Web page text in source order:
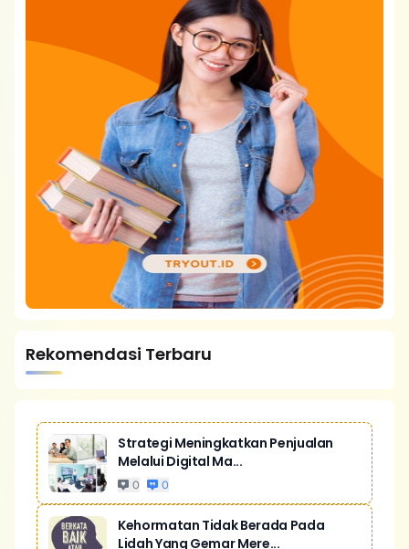
Rekomendasi Terbaru
Strategi Meningkatkan Penjualan
Melalui Digital Ma...
0 0
Kehormatan Tidak Berada Pada
Lidah Yang Gemar Mere...